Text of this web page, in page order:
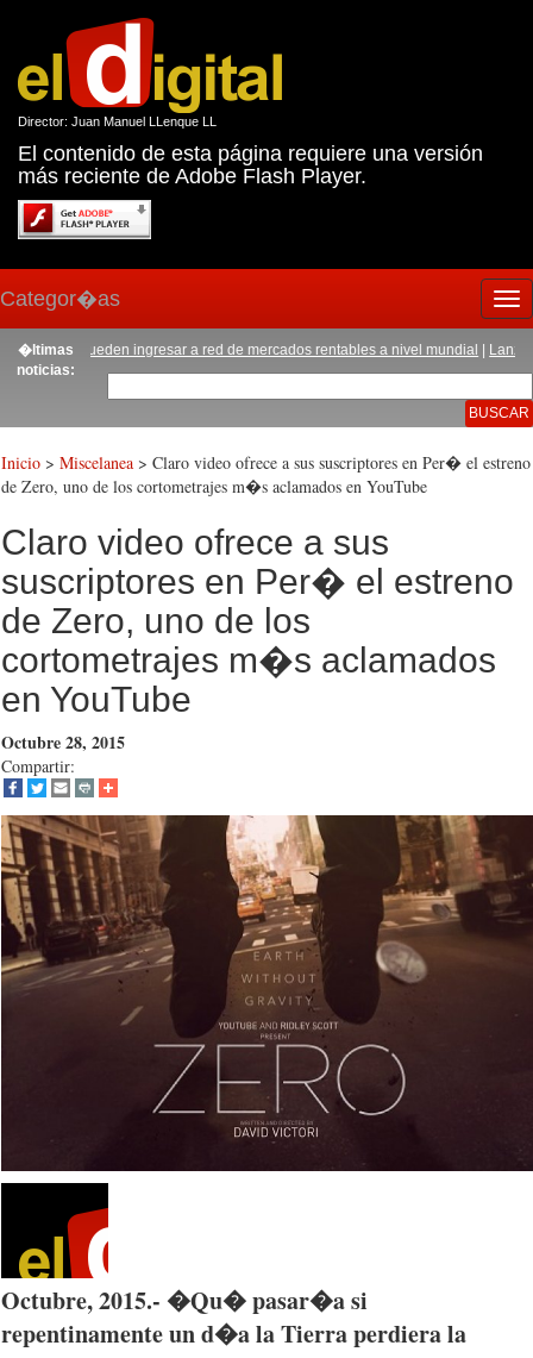
Director: Juan Manuel LLenque LL
El contenido de esta página requiere una versión
más reciente de Adobe Flash Player.
Categor�as
�ltimas
noticias:
pueden ingresar a red de mercados rentables a nivel mundial|Lanzan
Inicio > Miscelanea > Claro video ofrece a sus suscriptores en Per� el estreno
de Zero, uno de los cortometrajes m�s aclamados en YouTube
Claro video ofrece a sus
suscriptores en Per� el estreno
de Zero, uno de los
cortometrajes m�s aclamados
en YouTube
Octubre 28, 2015
Compartir:
Octubre, 2015.- �Qu�pasar�asi
repentinamenteund�ala Tierraperdierala